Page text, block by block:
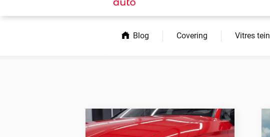
Infos PPF voiture et solutions de personnalisation : Variance Auto, l'expert
Blog Covering Vitres